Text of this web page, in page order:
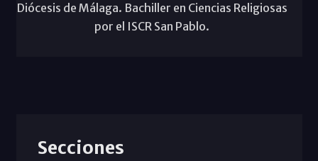
Diócesis de Málaga. Bachiller en Ciencias Religiosas
por el ISCR San Pablo.
Secciones